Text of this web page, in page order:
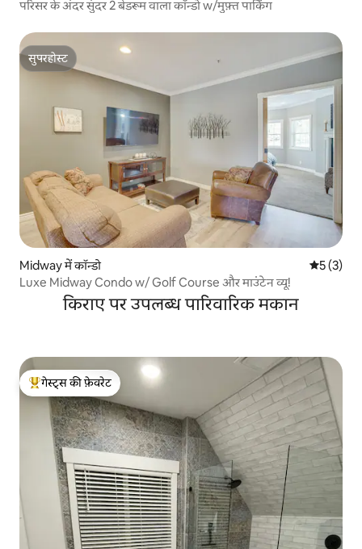
परिसर के अंदर सुंदर 2 बेडरूम वाला कॉन्डो w/मुफ़्त पार्किंग
सुपरहोस्ट
सुपरहोस्ट
Midway में कॉन्डो औसत रेटिंग
5 (3)
Luxe Midway Condo w/ Golf Course और माउंटेन व्यू!
किराए पर उपलब्ध पारिवारिक मकान
गेस्ट्स का टॉप फ़ेवरेट
गेस्ट्स की फ़ेवरेट